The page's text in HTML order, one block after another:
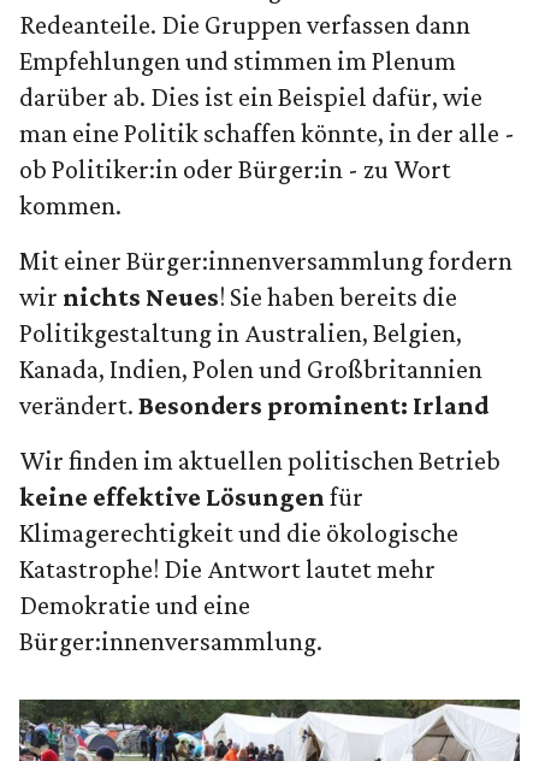
Redeanteile. Die Gruppen verfassen dann
Empfehlungen und stimmen im Plenum
darüber ab. Dies ist ein Beispiel dafür, wie
man eine Politik schaffen könnte, in der alle -
ob Politiker:in oder Bürger:in - zu Wort
kommen.
Mit einer Bürger:innenversammlung fordern
wir nichts Neues! Sie haben bereits die
Politikgestaltung in Australien, Belgien,
Kanada, Indien, Polen und Großbritannien
verändert. Besonders prominent: Irland
Wir finden im aktuellen politischen Betrieb
keine effektive Lösungen für
Klimagerechtigkeit und die ökologische
Katastrophe! Die Antwort lautet mehr
Demokratie und eine
Bürger:innenversammlung.